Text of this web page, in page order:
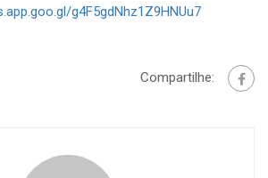
g4F5gdNhz1Z9HNUu7
Compartilhe: